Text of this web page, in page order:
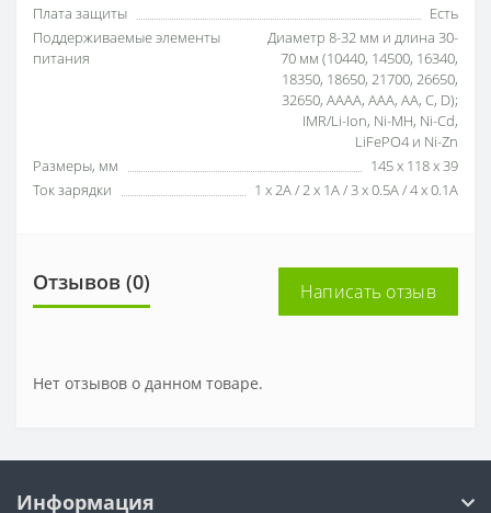
Плата защиты
Есть
Поддерживаемые элементы
питания
Диаметр 8-32 мм и длина 30-
70 мм (10440, 14500, 16340,
18350, 18650, 21700, 26650,
32650, AAAA, AAA, AA, C, D);
IMR/Li-Ion, Ni-MH, Ni-Cd,
LiFePO4 и Ni-Zn
Размеры, мм
145 х 118 х 39
Ток зарядки
1 х 2A / 2 х 1A / 3 х 0.5A / 4 х 0.1A
Отзывов (0) Написать отзыв
Нет отзывов о данном товаре.
Информация